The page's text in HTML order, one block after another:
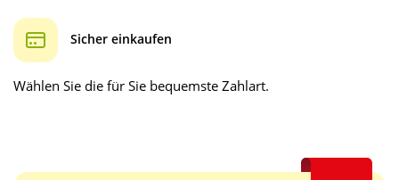
Sicher einkaufen
Wählen Sie die für Sie bequemste Zahlart.